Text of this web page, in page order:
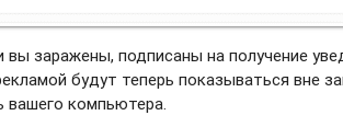
вы заражены, подписаны на получение
будут теперь показываться вне
вашего компьютера.